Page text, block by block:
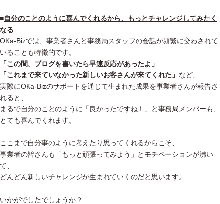
■自分のことのように喜んでくれるから、もっとチャレンジしてみたく
なる
OKa-Bizでは、事業者さんと事務局スタッフの会話が頻繁に交わされて
いることも特徴的です。
「この間、ブログを書いたら早速反応があったよ」
「これまで来ていなかった新しいお客さんが来てくれた」 など、
実際にOKa-Bizのサポートを通じて生まれた成果を事業者さんが報告さ
れると、
まるで自分のことのように「良かったですね！」と事務局メンバーも、
とても喜んでくれます。
ここまで自分事のように考えたり思ってくれるからこそ、
事業者の皆さんも「もっと頑張ってみよう」とモチベーションが沸い
て、
どんどん新しいチャレンジが生まれていくのだと思います。
いかがでしたでしょうか？